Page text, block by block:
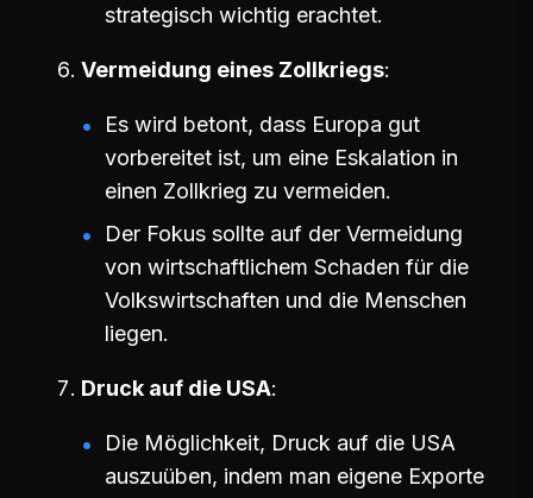
strategisch wichtig erachtet.
Vermeidung eines Zollkriegs
Es wird betont, dass Europa gut
vorbereitet ist, um eine Eskalation in
einen Zollkrieg zu vermeiden.
Der Fokus sollte auf der Vermeidung
von wirtschaftlichem Schaden für die
Volkswirtschaften und die Menschen
liegen.
Druck auf die USA
Die Möglichkeit, Druck auf die USA
auszuüben, indem man eigene Exporte